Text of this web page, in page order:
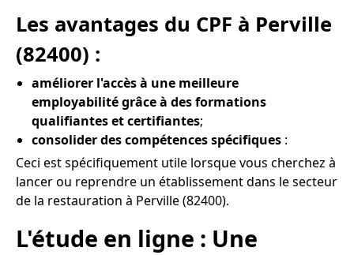
Les avantages du CPF à Perville
(82400) :
améliorer l'accès à une meilleure
employabilité grâce à des formations
qualifiantes et certifiantes;
consolider des compétences spécifiques :
Ceci est spécifiquement utile lorsque vous cherchez à
lancer ou reprendre un établissement dans le secteur
de la restauration à Perville (82400).
L'étude en ligne : Une